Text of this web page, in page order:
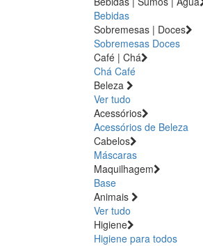
Bebidas
Sobremesas | Doces
Sobremesas Doces
Café | Chá
Chá Café
Beleza
Ver tudo
Acessórios
Acessórios de Beleza
Cabelos
Máscaras
Maquilhagem
Base
Animais
Ver tudo
Higiene
Higiene para todos